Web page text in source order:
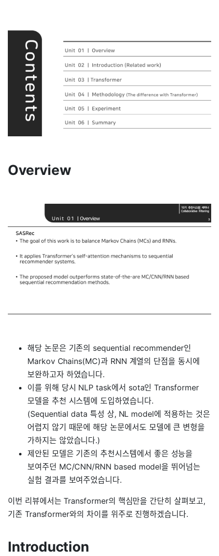
Overview
해당 논문은 기존의 sequential recommender인
Markov Chains(MC)과 RNN 계열의 단점을 동시에
보완하고자 하였습니다.
이를 위해 당시 NLP task에서 sota인 Transformer
모델을 추천 시스템에 도입하였습니다.
(Sequential data 특성 상, NL model에 적용하는 것은
어렵지 않기 때문에 해당 논문에서도 모델에 큰 변형을
가하지는 않았습니다.)
제안된 모델은 기존의 추천시스템에서 좋은 성능을
보여주던 MC/CNN/RNN based model을 뛰어넘는
실험 결과를 보여주었습니다.
이번 리뷰에서는 Transformer의 핵심만을 간단히 살펴보고,
기존 Transformer와의 차이를 위주로 진행하겠습니다.
Introduction